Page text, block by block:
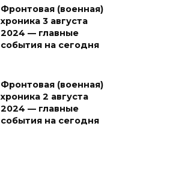
Фронтовая (военная)
хроника 3 августа
2024 — главные
события на сегодня
Фронтовая (военная)
хроника 2 августа
2024 — главные
события на сегодня